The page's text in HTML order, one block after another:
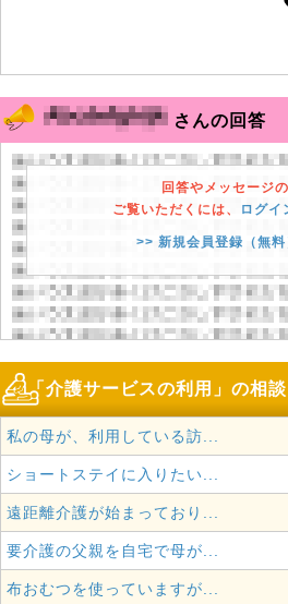
さんの回答
回答やメッセージ
ご覧いただくには、
ログイ
>> 新規会員登録（無料
「介護サービスの利用」の相談
私の母が、利用している訪...
ショートステイに入りたい...
遠距離介護が始まっており...
要介護の父親を自宅で母が...
布おむつを使っていますが...